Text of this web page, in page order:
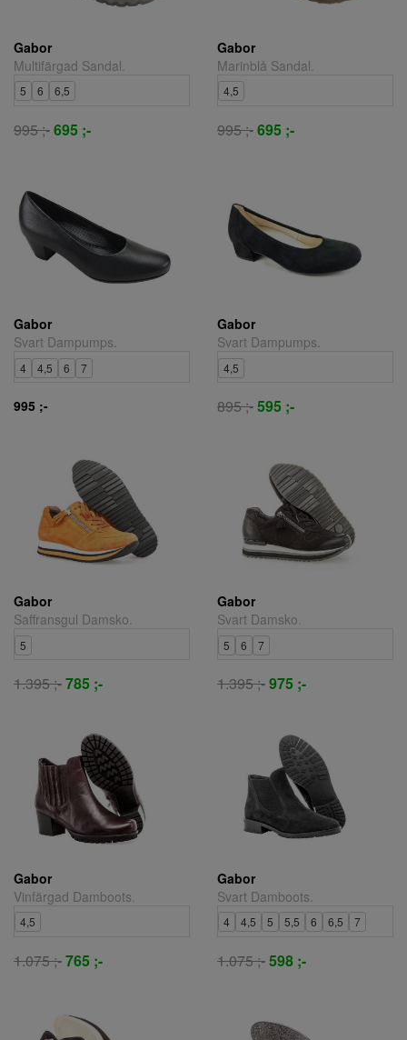
Gabor
Multifärgad Sandal.
5 6 6,5
995 ;-695 ;-
Gabor
Marinblå Sandal.
4,5
995 ;-695 ;-
Gabor
Svart Dampumps.
4 4,5 6 7
995 ;-
Gabor
Svart Dampumps.
4,5
895 ;-595 ;-
Gabor
Saffransgul Damsko.
5
1.395 ;-785 ;-
Gabor
Svart Damsko.
5 6 7
1.395 ;-975 ;-
Gabor
Vinfärgad Damboots.
4,5
1.075 ;-765 ;-
Gabor
Svart Damboots.
4 4,5 5 5,5 6 6,5 7
1.075 ;-598 ;-